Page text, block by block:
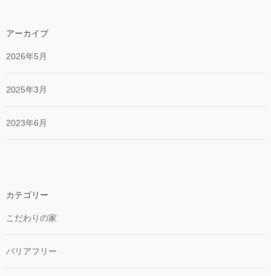
アーカイブ
2026年5月
2025年3月
2023年6月
カテゴリー
こだわりの家
バリアフリー